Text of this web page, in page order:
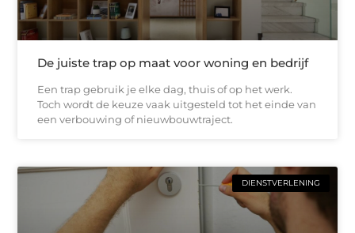
De juiste trap op maat voor woning en bedrijf
Een trap gebruik je elke dag, thuis of op het werk.
Toch wordt de keuze vaak uitgesteld tot het einde van
een verbouwing of nieuwbouwtraject.
DIENSTVERLENING